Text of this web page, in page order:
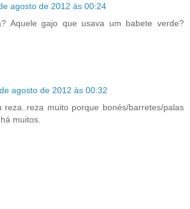
agosto de 2012 às 00:24
Aquele gajo que usava um babete verde?
agosto de 2012 às 00:32
reza..reza muito porque bonés/barretes/palas
muitos.